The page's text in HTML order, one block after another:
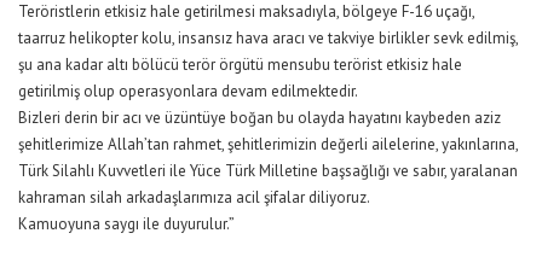
Teröristlerin etkisiz hale getirilmesi maksadıyla, bölgeye F-16 uçağı,
taarruz helikopter kolu, insansız hava aracı ve takviye birlikler sevk edilmiş,
şu ana kadar altı bölücü terör örgütü mensubu terörist etkisiz hale
getirilmiş olup operasyonlara devam edilmektedir.
Bizleri derin bir acı ve üzüntüye boğan bu olayda hayatını kaybeden aziz
şehitlerimize Allah’tan rahmet, şehitlerimizin değerli ailelerine, yakınlarına,
Türk Silahlı Kuvvetleri ile Yüce Türk Milletine başsağlığı ve sabır, yaralanan
kahraman silah arkadaşlarımıza acil şifalar diliyoruz.
Kamuoyuna saygı ile duyurulur.”